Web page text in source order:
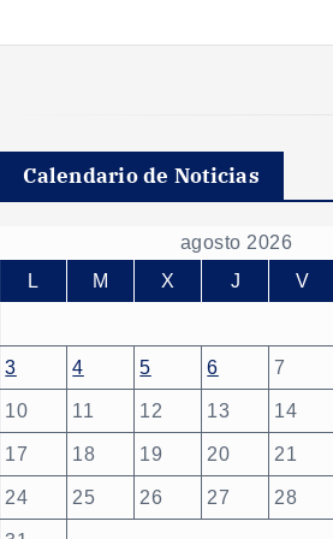
Calendario de Noticias
agosto 2026
L
M X J V
3 4 5 6 7
10 11 12 13 14
17 18 19 20 21
24 25 26 27 28